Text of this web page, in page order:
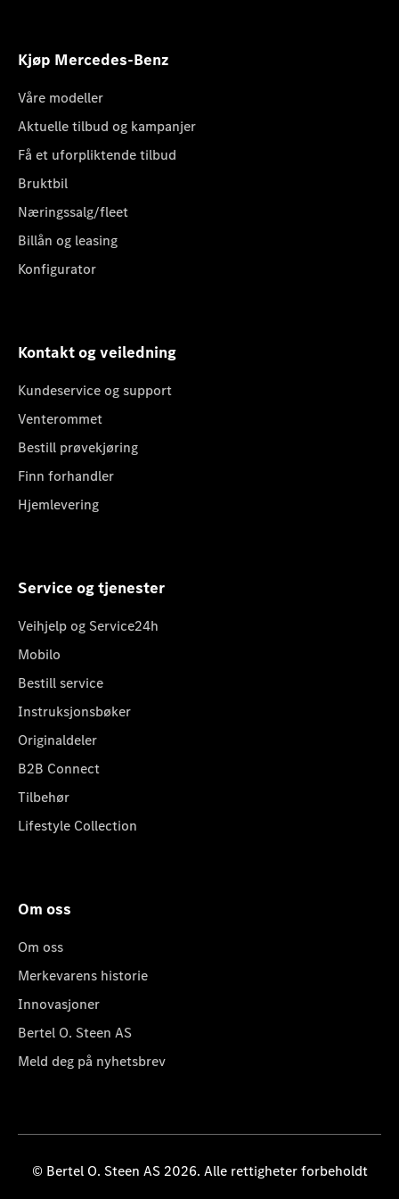
Kjøp Mercedes-Benz
Våre modeller
Aktuelle tilbud og kampanjer
Få et uforpliktende tilbud
Bruktbil
Næringssalg/fleet
Billån og leasing
Konfigurator
Kontakt og veiledning
Kundeservice og support
Venterommet
Bestill prøvekjøring
Finn forhandler
Hjemlevering
Service og tjenester
Veihjelp og Service24h
Mobilo
Bestill service
Instruksjonsbøker
Originaldeler
B2B Connect
Tilbehør
Lifestyle Collection
Om oss
Om oss
Merkevarens historie
Innovasjoner
Bertel O. Steen AS
Meld deg på nyhetsbrev
© Bertel O. Steen AS 2026. Alle rettigheter forbeholdt